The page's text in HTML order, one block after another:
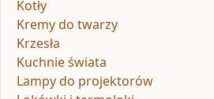
Kotły
Kremy do twarzy
Krzesła
Kuchnie świata
Lampy do projektorów